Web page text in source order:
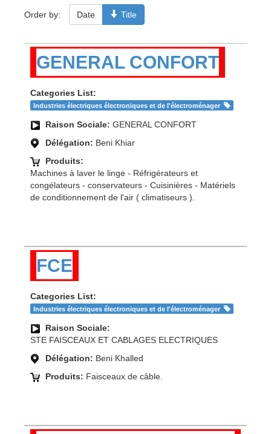
Order by: Date Title
GENERAL CONFORT
Categories List:
Industries électriques électroniques et de l'électroménager
Raison Sociale: GENERAL CONFORT
Délégation: Beni Khiar
Produits:
Machines à laver le linge - Réfrigérateurs et
congélateurs - conservateurs - Cuisinières - Matériels
de conditionnement de l'air ( climatiseurs ).
FCE
Categories List:
Industries électriques électroniques et de l'électroménager
Raison Sociale:
STE FAISCEAUX ET CABLAGES ELECTRIQUES
Délégation: Beni Khalled
Produits: Faisceaux de câble.